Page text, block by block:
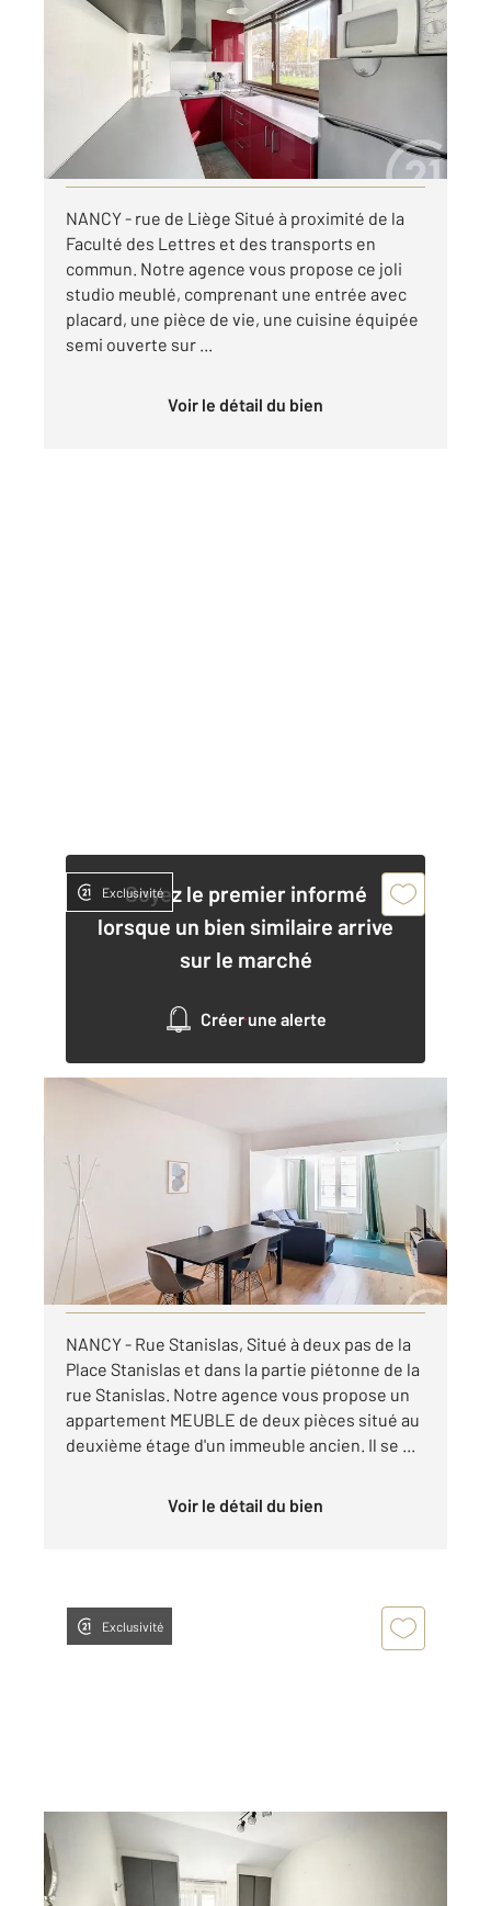
Ref : 121964
Appartement F1 à louer
490 €
par mois charges comprises
Visiter le site dédié
NANCY - rue de Liège Situé à proximité de la
Faculté des Lettres et des transports en
commun. Notre agence vous propose ce joli
studio meublé, comprenant une entrée avec
placard, une pièce de vie, une cuisine équipée
semi ouverte sur ...
Voir le détail du bien
Soyez le premier informé
lorsque un bien similaire arrive
sur le marché
Créer une alerte
Exclusivité
Appartement F2 à louer
780 €
par mois charges comprises
Visiter le site dédié
NANCY - Rue Stanislas, Situé à deux pas de la
Place Stanislas et dans la partie piétonne de la
rue Stanislas. Notre agence vous propose un
appartement MEUBLE de deux pièces situé au
deuxième étage d'un immeuble ancien. Il se ...
Voir le détail du bien
Exclusivité
2, 1 pièce
Ref : 122018